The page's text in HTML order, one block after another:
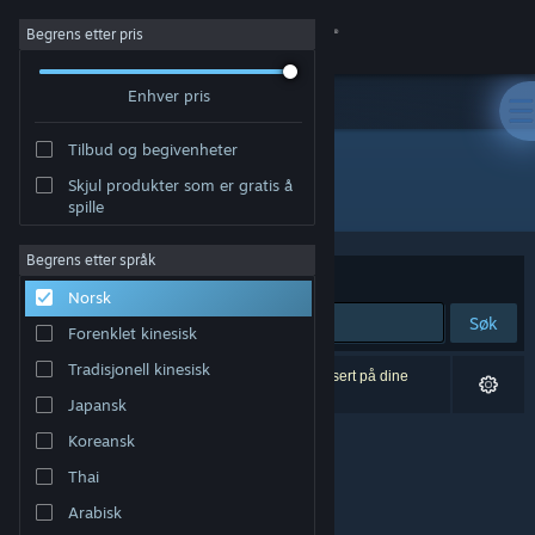
Logg inn
Om
Kundestøtte
Bytt språk
Skaff deg Steam-appen på mobil
Vis skrivebordsversjon
Begrens etter pris
Enhver pris
Tilbud og begivenheter
Skjul produkter som er gratis å
spille
Begrens etter språk
Norsk
Forenklet kinesisk
Tradisjonell kinesisk
Japansk
Koreansk
Thai
Arabisk
Utgiver: Paul Connor
Sorter etter Relevans
Søk
0 treff på søket. 28 produkter er blitt utelukket basert på dine
innstillinger.